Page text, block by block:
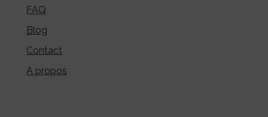
FAQ
Blog
Contact
A propos